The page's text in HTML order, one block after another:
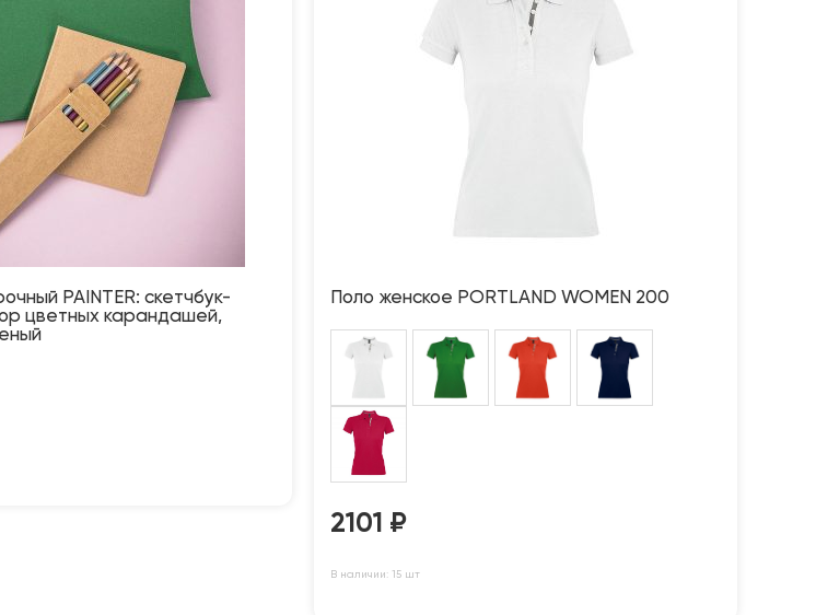
PAINTER: скетчбук-
цветных карандашей,
Поло женское PORTLAND WOMEN 200
2101 ₽
В наличии: 15 шт